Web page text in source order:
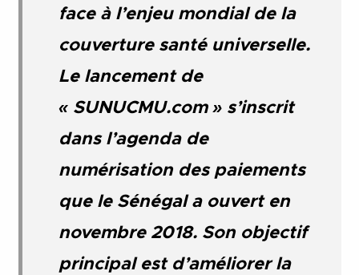
face à l’enjeu mondial de la
couverture santé universelle.
Le lancement de
« SUNUCMU.com » s’inscrit
dans l’agenda de
numérisation des paiements
que le Sénégal a ouvert en
novembre 2018. Son objectif
principal est d’améliorer la